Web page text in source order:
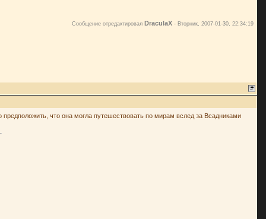
Сообщение отредактировал DraculaX - Вторник, 2007-01-30, 22:34:19
что она могла путешествовать по мирам вслед за Всадниками